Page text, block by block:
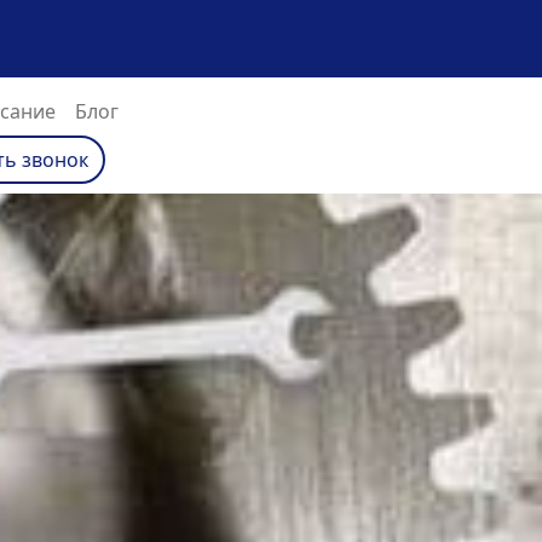
Блог
звонок